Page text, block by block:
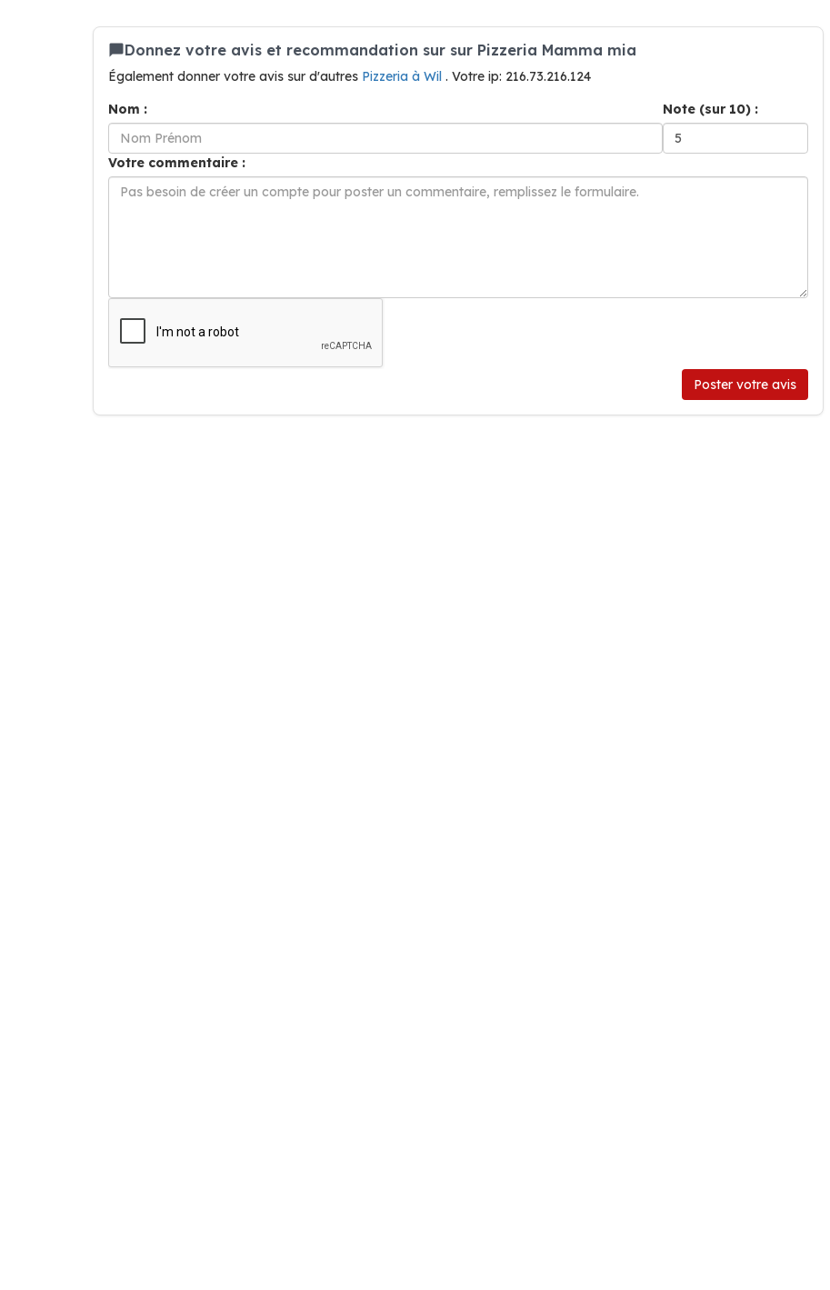
Donnez votre avis et recommandation sur sur Pizzeria Mamma mia
Également donner votre avis sur d'autres Pizzeria à Wil . Votre ip: 216.73.216.124
Nom :
Note (sur 10) :
Votre commentaire :
Poster votre avis